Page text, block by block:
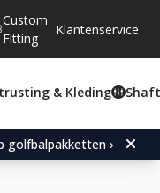
Custom
Fitting
Klantenservice
& Kleding
golfbalpakketten ›